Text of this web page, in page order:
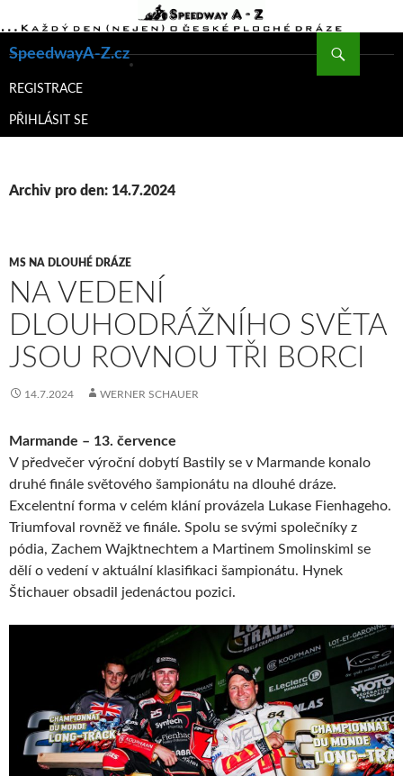
SpeedwayA-Z.cz
K
WEBU
REGISTRACE
PŘIHLÁSIT SE
Archiv pro den: 14.7.2024
MS NA DLOUHÉ DRÁZE
NA VEDENÍ
DLOUHODRÁŽNÍHO SVĚTA
JSOU ROVNOU TŘI BORCI
14.7.2024 WERNER SCHAUER
Marmande – 13. července
V předvečer výroční dobytí Bastily se v Marmande konalo
druhé finále světového šampionátu na dlouhé dráze.
Excelentní forma v celém klání provázela Lukase Fienhageho.
Triumfoval rovněž ve finále. Spolu se svými společníky z
pódia, Zachem Wajktnechtem a Martinem Smolinskiml se
dělí o vedení v aktuální klasifikaci šampionátu. Hynek
Štichauer obsadil jedenáctou pozici.